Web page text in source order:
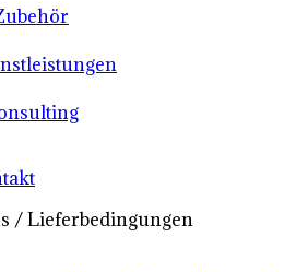
/ Lieferbedingungen